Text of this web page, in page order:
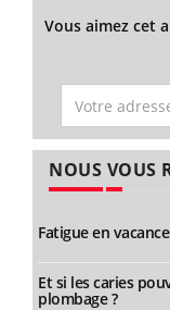
Vous aimez cet
NOUS VOUS
Fatigue en
Et si les caries
plombage ?